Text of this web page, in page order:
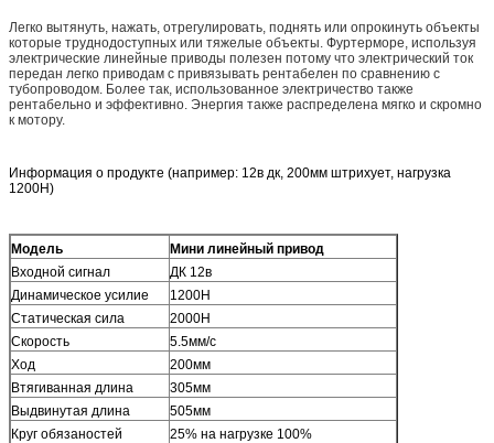
Легко вытянуть, нажать, отрегулировать, поднять или опрокинуть объекты
которые труднодоступных или тяжелые объекты. Фуртерморе, используя
электрические линейные приводы полезен потому что электрический ток
передан легко приводам с привязывать рентабелен по сравнению с
тубопроводом. Более так, использованное электричество также
рентабельно и эффективно. Энергия также распределена мягко и скромно
к мотору.
Информация о продукте (например: 12в дк, 200мм штрихует, нагрузка
1200Н)
Модель
Мини линейный привод
Входной сигнал
ДК 12в
Динамическое усилие
1200Н
Статическая сила
2000Н
Скорость
5.5мм/с
Ход
200мм
Втягиванная длина
305мм
Выдвинутая длина
505мм
Круг обязаностей
25% на нагрузке 100%